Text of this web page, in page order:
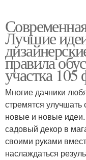
Лучшие
правила
участка 105
Многие дачники
стремятся
новые и новые идеи.
садовый декор в
своими руками
наслаждаться